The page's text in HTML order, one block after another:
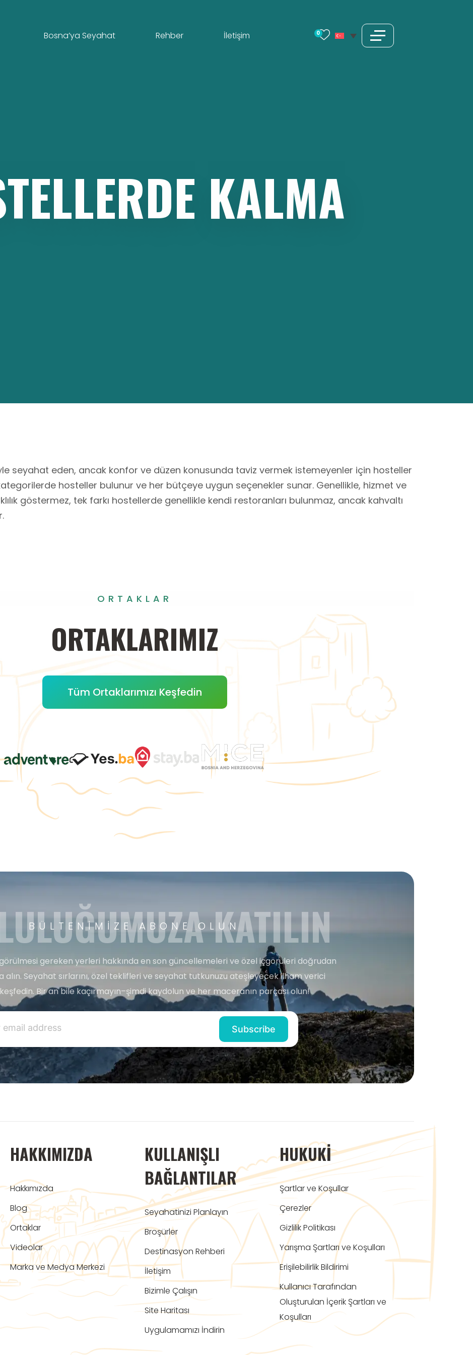
Bosna’ya Seyahat Rehber İletişim 0
KALMA
seyahat eden, ancak konfor ve düzen konusunda taviz vermek istemeyenler için hosteller
hosteller bulunur ve her bütçeye uygun seçenekler sunar. Genellikle, hizmet ve
göstermez, tek farkı hostellerde genellikle kendi restoranları bulunmaz, ancak kahvaltı
ORTAKLAR
ORTAKLARIMIZ
Tüm Ortaklarımızı Keşfedin
BÜLTENIMIZE ABONE OLUNKATILIN
gereken yerleri hakkında en son güncellemeleri ve özel içgörüleri doğrudan
alın. Seyahat sırlarını, özel teklifleri ve seyahat tutkunuzu ateşleyecek ilham verici
Bir an bile kaçırmayın–şimdi kaydolun ve her maceranın parçası olun!
HAKKIMIZDA
Hakkımızda
Blog
Ortaklar
Videolar
Marka ve Medya Merkezi
KULLANIŞLI
BAĞLANTILAR
Seyahatinizi Planlayın
Broşürler
Destinasyon Rehberi
İletişim
Bizimle Çalışın
Site Haritası
Uygulamamızı İndirin
HUKUKI
Şartlar ve Koşullar
Çerezler
Gizlilik Politikası
Yarışma Şartları ve Koşulları
Erişilebilirlik Bildirimi
Kullanıcı Tarafından
Oluşturulan İçerik Şartları ve
Koşulları